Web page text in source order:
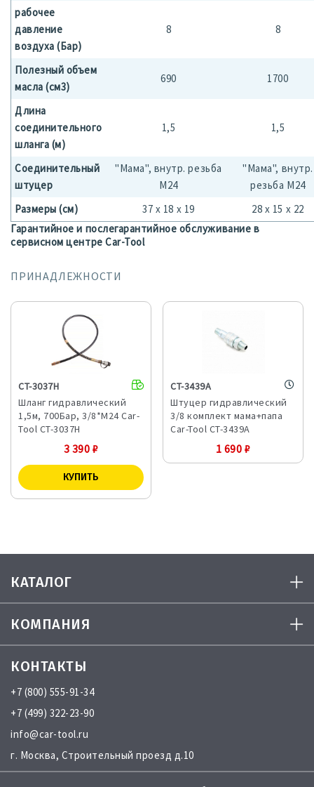
рабочее
давление
воздуха (Бар)
8 8
Полезный объем
масла (см3)
690 1700
Длина
соединительного
шланга (м)
1,5 1,5
Соединительный
штуцер
"Мама", внутр. резьба
М24
"Мама", внутр.
резьба М24
Размеры (см)
37 х 18 х 19
28 х 15 х 22
Гарантийное и послегарантийное обслуживание в
сервисном центре Car-Tool
ПРИНАДЛЕЖНОСТИ
CT-3037H
Шланг гидравлический
1,5м, 700Бар, 3/8*М24 Car-
Tool CT-3037H
3 390 ₽
CT-3439A
Штуцер гидравлический
3/8 комплект мама+папа
Car-Tool CT-3439A
1 690 ₽
КАТАЛОГ
КОМПАНИЯ
КОНТАКТЫ
+7 (800) 555-91-34
+7 (499) 322-23-90
info@car-tool.ru
г. Москва, Строительный проезд д.10